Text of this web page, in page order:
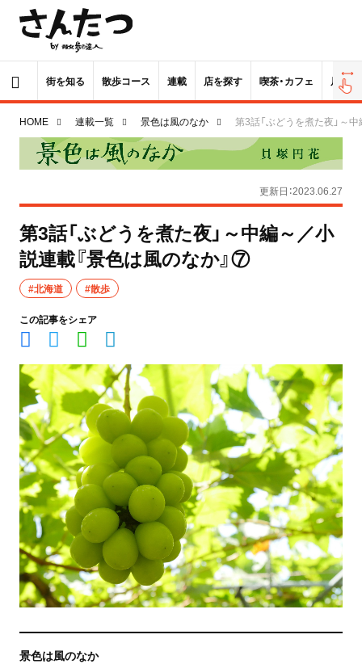
街を知る 散歩コース 連載 店を探す 喫茶・カフェ 居酒屋
HOME 連載一覧 景色は風のなか 第3話「ぶどうを煮た夜」～
更新日：2023.06.27
第3話「ぶどうを煮た夜」～中編～／小
説連載『景色は風のなか』⑦
#北海道 #散歩
この記事をシェア
景色は風のなか